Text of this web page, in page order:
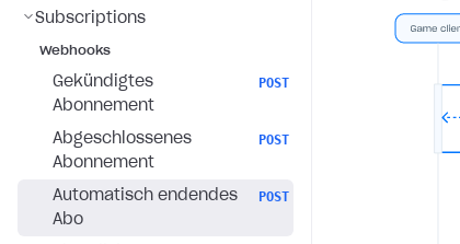
Subscriptions
Webhooks
Gekündigtes
Abonnement
POST
Abgeschlossenes
Abonnement
POST
Automatisch endendes
Abo
POST